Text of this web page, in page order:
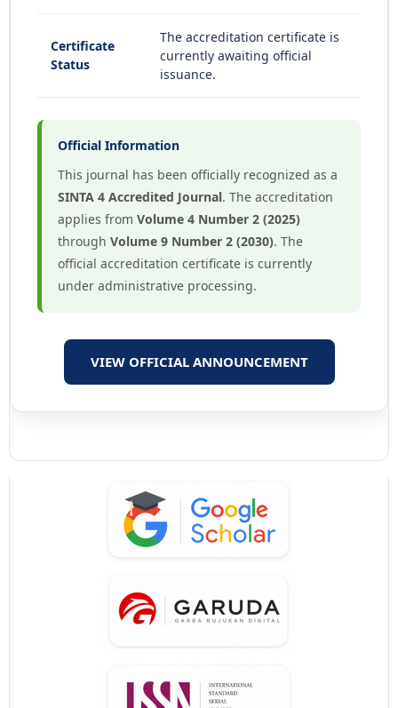
Certificate
Status
The accreditation certificate is
currently awaiting official
issuance.
Official Information
This journal has been officially recognized as a
SINTA 4 Accredited Journal. The accreditation
applies from Volume 4 Number 2 (2025)
through Volume 9 Number 2 (2030). The
official accreditation certificate is currently
under administrative processing.
VIEW OFFICIAL ANNOUNCEMENT